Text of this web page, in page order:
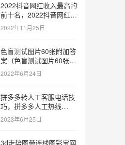
2022抖音网红收入最高的
前十名，2022抖音网红收
入最高的前十名有哪些？
2022年11月25日
色盲测试图片60张附加答
案（色盲测试图片60张复
杂）
2022年6月24日
拼多多转人工客服电话技
巧，拼多多人工热线
9541344？
2023年6月25日
3d走势图带连线图彩宝网